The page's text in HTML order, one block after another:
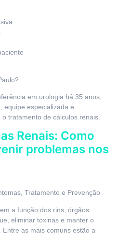
em urologia há 35 anos,
equipe especializada e
tratamento de cálculos renais.
Renais: Como
problemas nos
Tratamento e Prevenção
a função dos rins, órgãos
eliminar toxinas e manter o
as mais comuns estão a